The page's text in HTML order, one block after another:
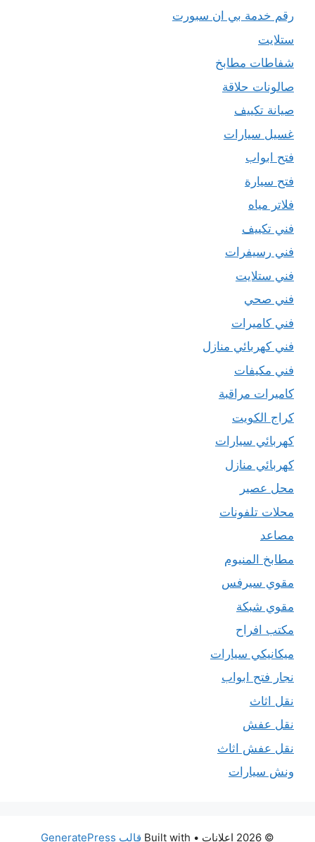
رقم خدمة بي ان سبورت
ستلايت
شفاطات مطابخ
صالونات حلاقة
صيانة تكييف
غسيل سيارات
فتح ابواب
فتح سيارة
فلاتر مياه
فني تكييف
فني رسيفرات
فني ستلايت
فني صحي
فني كاميرات
فني كهربائي منازل
فني مكيفات
كاميرات مراقبة
كراج الكويت
كهربائي سيارات
كهربائي منازل
محل عصير
محلات تلفونات
مصاعد
مطابخ المنيوم
مقوي سيرفس
مقوي شبكة
مكتب افراح
ميكانيكي سيارات
نجار فتح ابواب
نقل اثاث
نقل عفش
نقل عفش اثاث
ونش سيارات
© 2026 اعلانات • Built with قالب GeneratePress